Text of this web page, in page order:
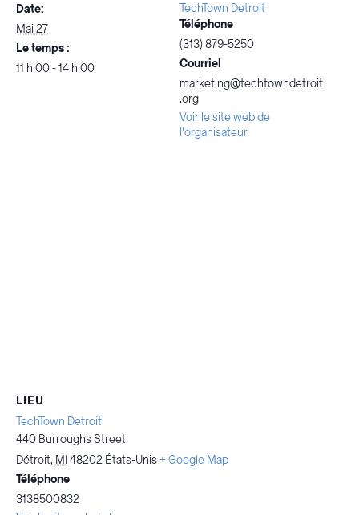
Date:
Mai 27
Le temps :
11 h 00 - 14 h 00
TechTown Detroit
Téléphone
(313) 879-5250
Courriel
marketing@techtowndetroit
.org
Voir le site web de
l'organisateur
LIEU
TechTown Detroit
440 Burroughs Street
Détroit, MI48202 États-Unis+ Google Map
Téléphone
3138500832